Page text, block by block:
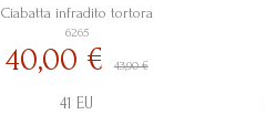
Ciabatta infradito tortora
6265
40,00 € 43,90 €
41 EU